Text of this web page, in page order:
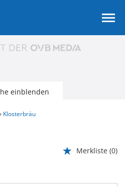
einblenden
Klosterbräu
Merkliste (0)